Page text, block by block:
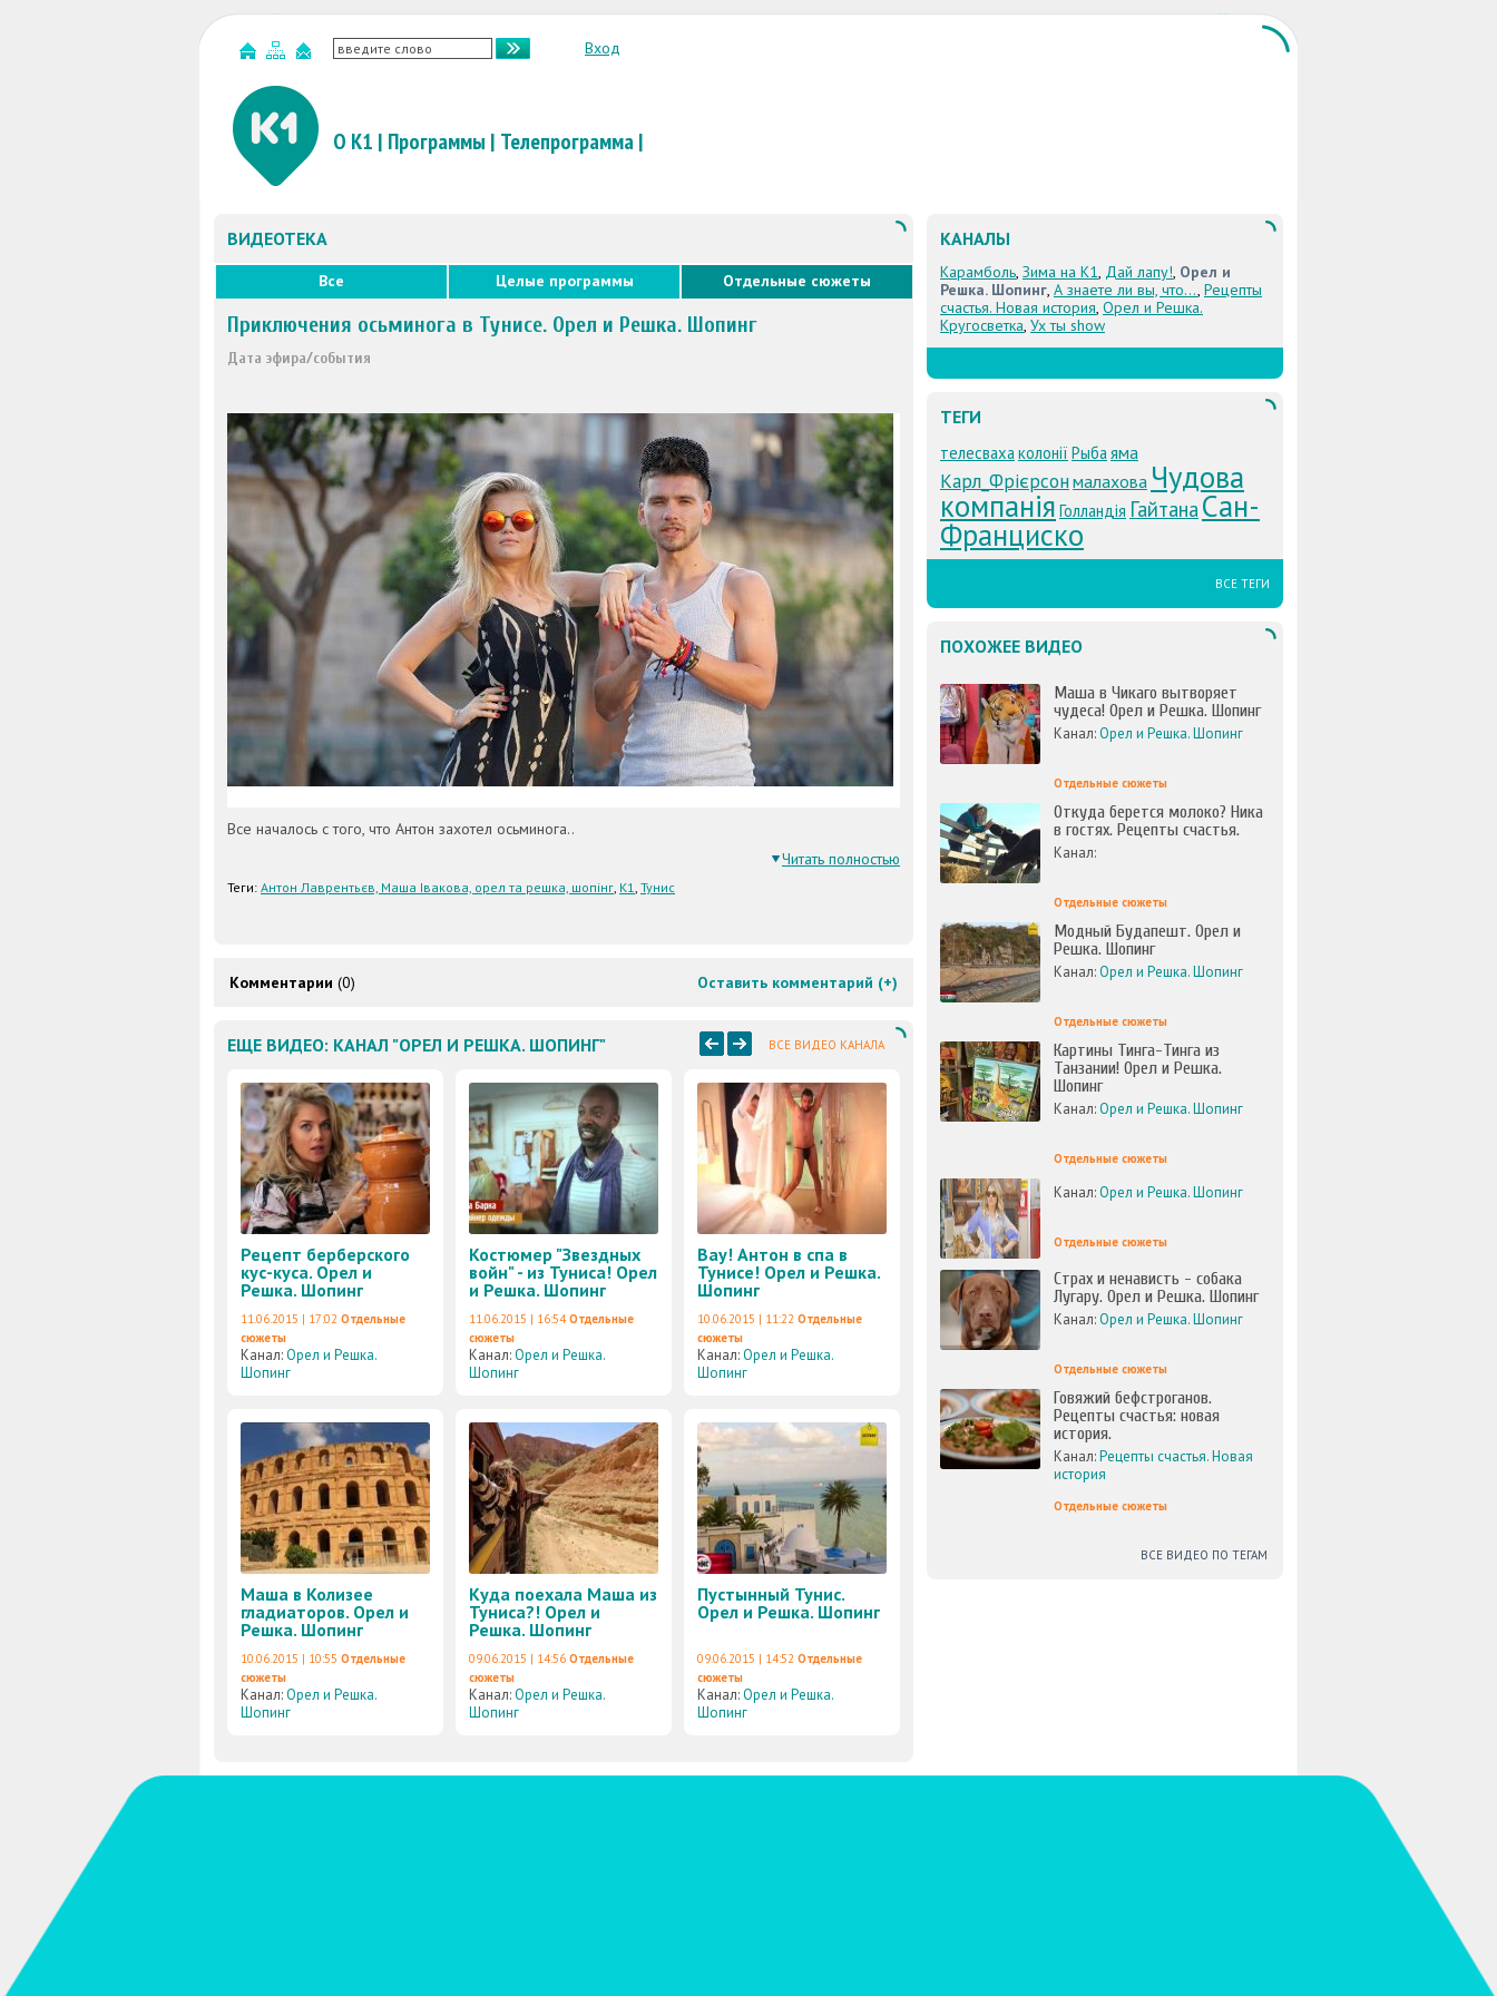
Вход
О К1 | Программы | Телепрограмма|
ВИДЕОТЕКА
Все Целые программы Отдельные сюжеты
Приключения осьминога в Тунисе. Орел и Решка. Шопинг
Дата эфира/события
Все началось с того, что Антон захотел осьминога..
Читать полностью
Теги: Антон Лаврентьєв, Маша Івакова, орел та решка, шопінг, К1, Тунис
Оставить комментарий (+)
Комментарии (0)
ВСЕ ВИДЕО КАНАЛА
ЕЩЕ ВИДЕО: КАНАЛ "ОРЕЛ И РЕШКА. ШОПИНГ"
Рецепт берберского
кус-куса. Орел и
Решка. Шопинг
11.06.2015 | 17:02 Отдельные
сюжеты
Канал:Орел и Решка.
Шопинг
Костюмер "Звездных
войн" - из Туниса! Орел
и Решка. Шопинг
11.06.2015 | 16:54 Отдельные
сюжеты
Канал:Орел и Решка.
Шопинг
Вау! Антон в спа в
Тунисе! Орел и Решка.
Шопинг
10.06.2015 | 11:22 Отдельные
сюжеты
Канал:Орел и Решка.
Шопинг
Маша в Колизее
гладиаторов. Орел и
Решка. Шопинг
10.06.2015 | 10:55 Отдельные
сюжеты
Канал:Орел и Решка.
Шопинг
Куда поехала Маша из
Туниса?! Орел и
Решка. Шопинг
09.06.2015 | 14:56 Отдельные
сюжеты
Канал:Орел и Решка.
Шопинг
Пустынный Тунис.
Орел и Решка. Шопинг
09.06.2015 | 14:52 Отдельные
сюжеты
Канал:Орел и Решка.
Шопинг
КАНАЛЫ
Карамболь, Зима на К1, Дай лапу!, Орел и
Решка. Шопинг, А знаете ли вы, что..., Рецепты
счастья. Новая история, Орел и Решка.
Кругосветка, Ух ты show
ТЕГИ
телесвахаколонії Рыбаяма
Карл_Фрієрсонмалахова Чудова
компанія Голландія ГайтанаСан-
Франциско
ВСЕ ТЕГИ
ПОХОЖЕЕ ВИДЕО
Маша в Чикаго вытворяет
чудеса! Орел и Решка. Шопинг
Канал:Орел и Решка. Шопинг
Отдельные сюжеты
Откуда берется молоко? Ника
в гостях. Рецепты счастья.
Канал:
Отдельные сюжеты
Модный Будапешт. Орел и
Решка. Шопинг
Канал:Орел и Решка. Шопинг
Отдельные сюжеты
Картины Тинга-Тинга из
Танзании! Орел и Решка.
Шопинг
Канал:Орел и Решка. Шопинг
Отдельные сюжеты
Канал:Орел и Решка. Шопинг
Отдельные сюжеты
Страх и ненависть - собака
Лугару. Орел и Решка. Шопинг
Канал:Орел и Решка. Шопинг
Отдельные сюжеты
Говяжий бефстроганов.
Рецепты счастья: новая
история.
Канал:Рецепты счастья. Новая
история
Отдельные сюжеты
ВСЕ ВИДЕО ПО ТЕГАМ